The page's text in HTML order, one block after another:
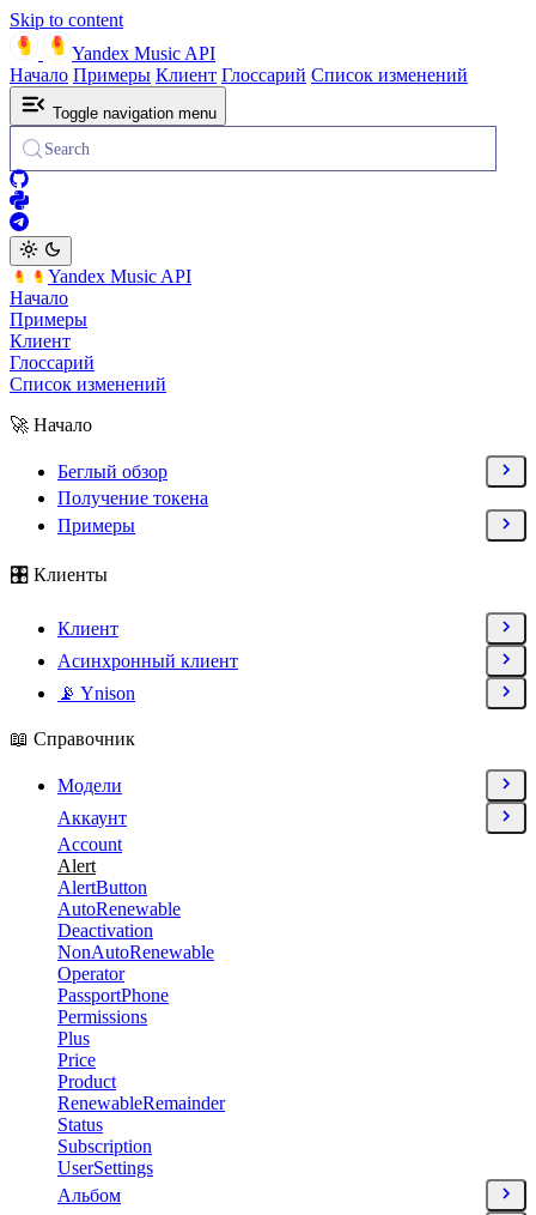
Skip to content
Yandex Music API
Начало Примеры Клиент Глоссарий Список изменений
Toggle navigation menu
Search
Yandex Music API
Начало
Примеры
Клиент
Глоссарий
Список изменений
🚀 Начало
Беглый обзор
Получение токена
Примеры
🎛 Клиенты
Клиент
Асинхронный клиент
📡 Ynison
📖 Справочник
Модели
Аккаунт
Account
Alert
AlertButton
AutoRenewable
Deactivation
NonAutoRenewable
Operator
PassportPhone
Permissions
Plus
Price
Product
RenewableRemainder
Status
Subscription
UserSettings
Альбом